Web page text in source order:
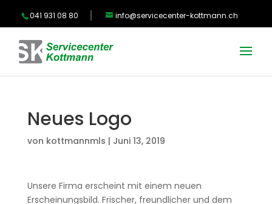
041 931 08 80 info@servicecenter-kottmann.ch
Neues Logo
von kottmannmls | Juni 13, 2019
Unsere Firma erscheint mit einem neuen
Erscheinungsbild. Frischer, freundlicher und dem